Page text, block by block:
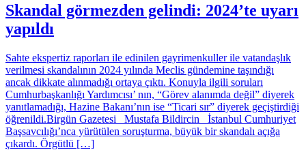
Skandal görmezden gelindi: 2024’te uyarı
yapıldı
Sahte ekspertiz raporları ile edinilen gayrimenkuller ile vatandaşlık
verilmesi skandalının 2024 yılında Meclis gündemine taşındığı
ancak dikkate alınmadığı ortaya çıktı. Konuyla ilgili soruları
Cumhurbaşkanlığı Yardımcısı’ nın, “Görev alanımda değil” diyerek
yanıtlamadığı, Hazine Bakanı’nın ise “Ticari sır” diyerek geçiştirdiği
öğrenildi.Birgün Gazetesi Mustafa Bildircin İstanbul Cumhuriyet
Başsavcılığı’nca yürütülen soruşturma, büyük bir skandalı açığa
çıkardı. Örgütlü […]